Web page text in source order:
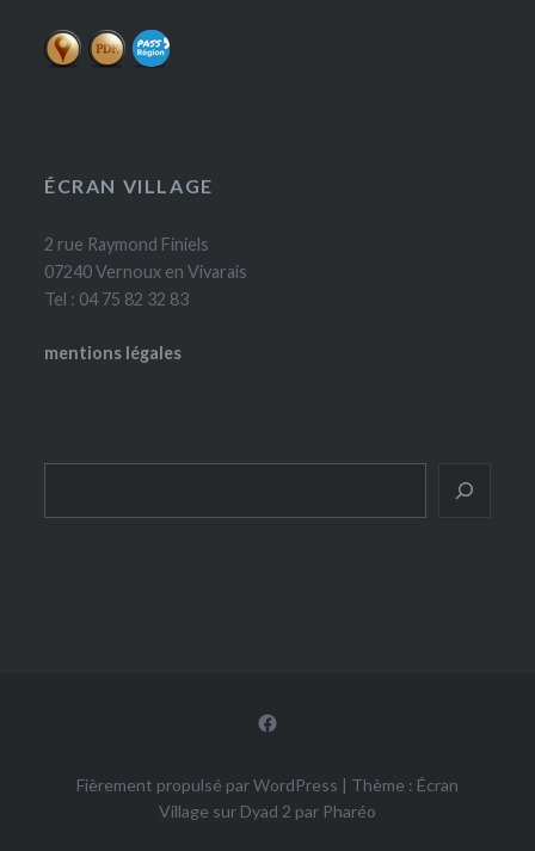
ÉCRAN VILLAGE
2 rue Raymond Finiels
07240 Vernoux en Vivarais
Tel : 04 75 82 32 83
mentions légales
Facebook
Fièrement propulsé par WordPress | Thème : Écran
Village sur Dyad 2 par Pharéo